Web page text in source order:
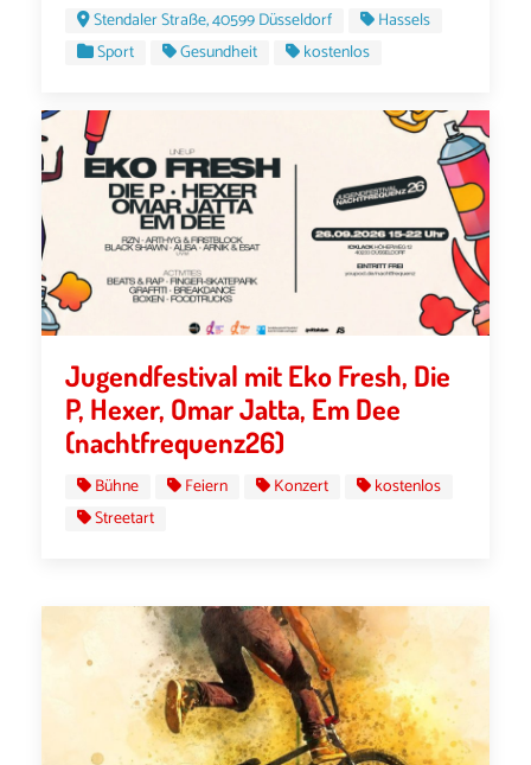
Stendaler Straße, 40599 Düsseldorf
Hassels
Sport
Gesundheit kostenlos
Jugendfestival mit Eko Fresh, Die
P, Hexer, Omar Jatta, Em Dee
(nachtfrequenz26)
Bühne Feiern Konzert
kostenlos
Streetart